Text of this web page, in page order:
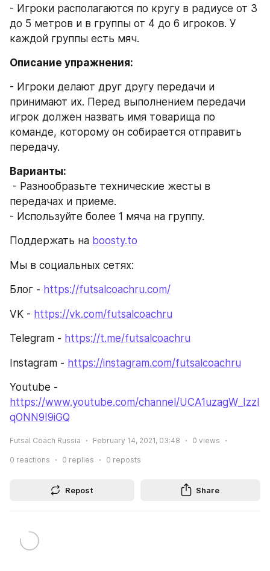
- Игроки располагаются по кругу в радиусе от 3
до 5 метров и в группы от 4 до 6 игроков. У
каждой группы есть мяч.
Описание упражнения:
- Игроки делают друг другу передачи и
принимают их. Перед выполнением передачи
игрок должен назвать имя товарища по
команде, которому он собирается отправить
передачу.
Варианты:
передачах и приеме.
- Используйте более 1 мяча на группу.
Поддержать на boosty.to
Мы в социальных сетях:
Блог - https://futsalcoachru.com/
VK - https://vk.com/futsalcoachru
Telegram - https://t.me/futsalcoachru
Instagram - https://instagram.com/futsalcoachru
https://www.youtube.com/channel/UCA1uzagW_IzzI
qONN9I9iGQ
Futsal Coach Russia February 14, 2021, 03:48 0 views
0 reactions 0 replies 0 reposts
Repost Share